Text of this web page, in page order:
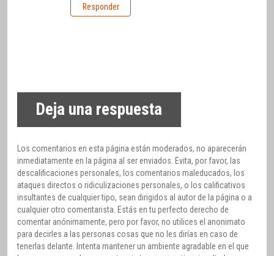
Responder
Deja una respuesta
Los comentarios en esta página están moderados, no aparecerán
inmediatamente en la página al ser enviados. Evita, por favor, las
descalificaciones personales, los comentarios maleducados, los
ataques directos o ridiculizaciones personales, o los calificativos
insultantes de cualquier tipo, sean dirigidos al autor de la página o a
cualquier otro comentarista. Estás en tu perfecto derecho de
comentar anónimamente, pero por favor, no utilices el anonimato
para decirles a las personas cosas que no les dirías en caso de
tenerlas delante. Intenta mantener un ambiente agradable en el que